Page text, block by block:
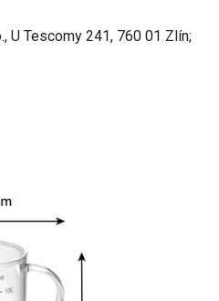
U Tescomy 241, 760 01 Zlín;